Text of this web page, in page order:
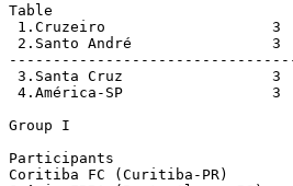
Table
1.Cruzeiro                   3
2.Santo André                3
3.Santa Cruz                 3
4.América-SP                 3
Group I
Participants
Coritiba FC (Curitiba-PR)